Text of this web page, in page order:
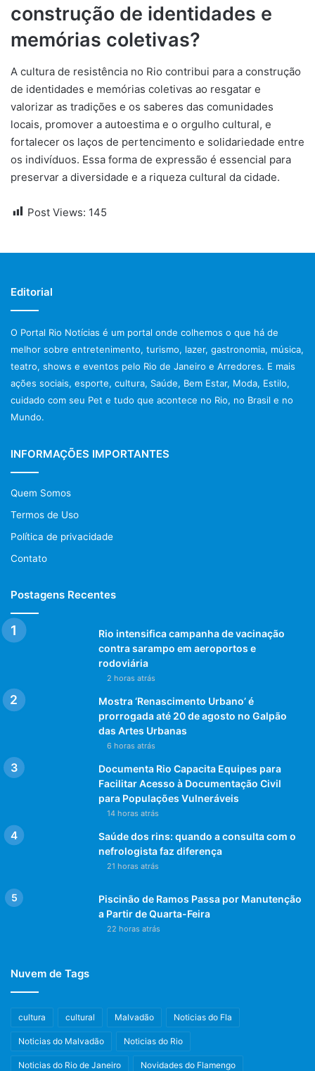
construção de identidades e
memórias coletivas?
A cultura de resistência no Rio contribui para a construção
de identidades e memórias coletivas ao resgatar e
valorizar as tradições e os saberes das comunidades
locais, promover a autoestima e o orgulho cultural, e
fortalecer os laços de pertencimento e solidariedade entre
os indivíduos. Essa forma de expressão é essencial para
preservar a diversidade e a riqueza cultural da cidade.
Post Views: 145
Editorial
O Portal Rio Notícias é um portal onde colhemos o que há de
melhor sobre entretenimento, turismo, lazer, gastronomia, música,
teatro, shows e eventos pelo Rio de Janeiro e Arredores. E mais
ações sociais, esporte, cultura, Saúde, Bem Estar, Moda, Estilo,
cuidado com seu Pet e tudo que acontece no Rio, no Brasil e no
Mundo.
INFORMAÇÕES IMPORTANTES
Quem Somos
Termos de Uso
Política de privacidade
Contato
Postagens Recentes
Rio intensifica campanha de vacinação
contra sarampo em aeroportos e
rodoviária
2 horas atrás
Mostra ‘Renascimento Urbano’ é
prorrogada até 20 de agosto no Galpão
das Artes Urbanas
6 horas atrás
Documenta Rio Capacita Equipes para
Facilitar Acesso à Documentação Civil
para Populações Vulneráveis
14 horas atrás
Saúde dos rins: quando a consulta com o
nefrologista faz diferença
21 horas atrás
Piscinão de Ramos Passa por Manutenção
a Partir de Quarta-Feira
22 horas atrás
Nuvem de Tags
cultura cultural Malvadão Noticias do Fla
Noticias do Malvadão Noticias do Rio
Noticias do Rio de Janeiro Novidades do Flamengo